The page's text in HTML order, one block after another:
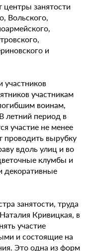
занятости
Вольского,
и
участникам
воинам,
летний период в
участие не менее
проводить вырубку
вдоль улиц и во
клумбы и
декоративные
занятости, труда
Кривицкая, в
участие
и состоящие на
Это одна из форм